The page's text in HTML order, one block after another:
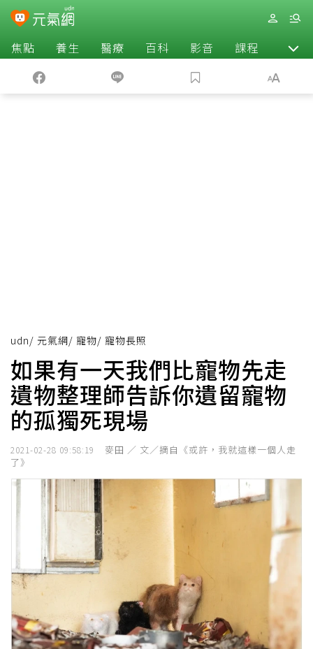
焦點 養生 醫療 百科 影音 課程 退休
udn/ 元氣網/ 寵物/ 寵物長照
如果有一天我們比寵物先走
遺物整理師告訴你遺留寵物
的孤獨死現場
2021-02-28 09:58:19
麥田 ／ 文／摘自《或許，我就這樣一個人走
了》